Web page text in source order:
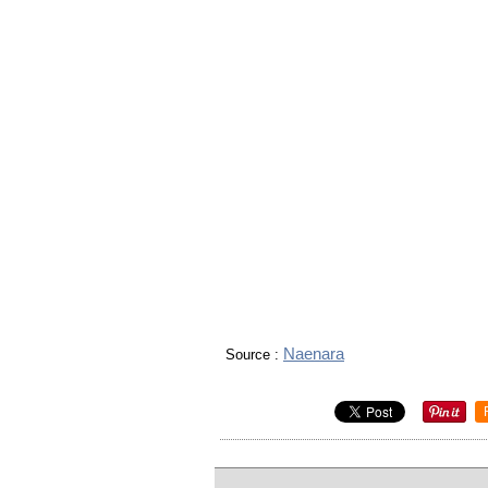
Source : Naenara